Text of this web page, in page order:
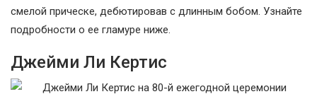
смелой прическе, дебютировав с длинным бобом. Узнайте
подробности о ее гламуре ниже.
Джейми Ли Кертис